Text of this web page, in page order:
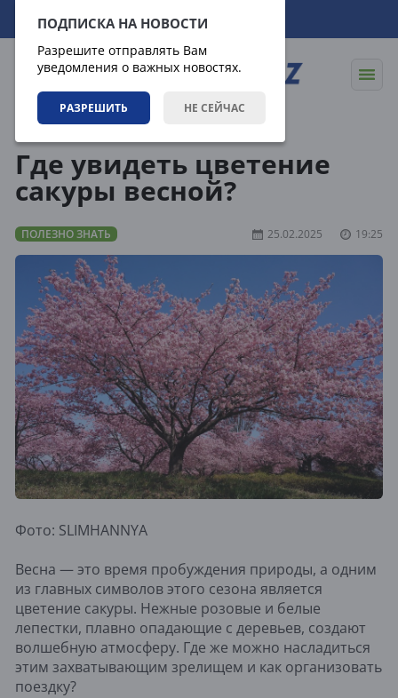
ПОДПИСКА НА НОВОСТИ
Разрешите отправлять Вам
уведомления о важных новостях.
РАЗРЕШИТЬ НЕ СЕЙЧАС
09.08.2026 11:30:20
Где увидеть цветение
сакуры весной?
ПОЛЕЗНО ЗНАТЬ 25.02.2025 19:25
Фото: SLIMHANNYA
Весна — это время пробуждения природы, а одним
из главных символов этого сезона является
цветение сакуры. Нежные розовые и белые
лепестки, плавно опадающие с деревьев, создают
волшебную атмосферу. Где же можно насладиться
этим захватывающим зрелищем и как организовать
поездку?